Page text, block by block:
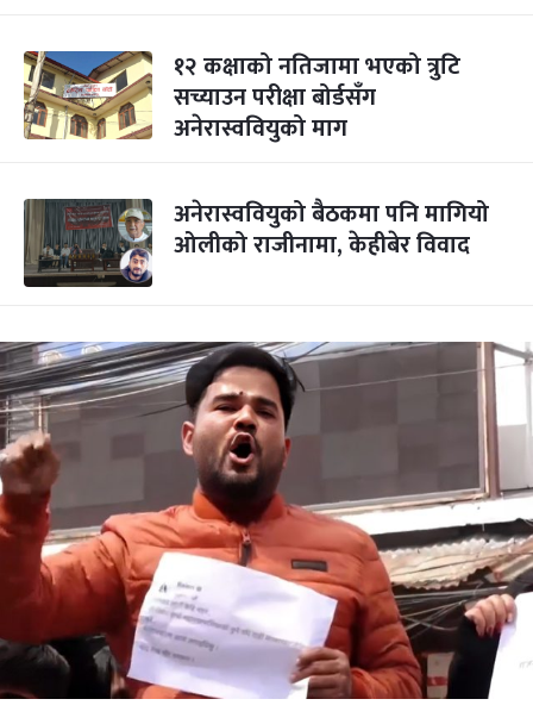
१२ कक्षाको नतिजामा भएको त्रुटि
सच्याउन परीक्षा बोर्डसँग
अनेरास्ववियुको माग
अनेरास्ववियुको बैठकमा पनि मागियो
ओलीको राजीनामा, केहीबेर विवाद